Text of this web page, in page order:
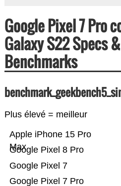
Google Pixel 7 Pro
Galaxy S22 Specs
Benchmarks
Plus élevé = meilleur
Google Pixel 7 Pro
Google Pixel 7
Google Pixel 8 Pro
Apple iPhone 15 Pro
Max